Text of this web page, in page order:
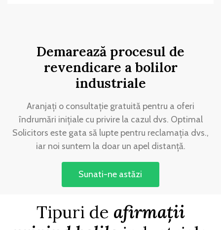
Demarează procesul de
revendicare a bolilor
industriale
Aranjați o consultație gratuită pentru a oferi
îndrumări inițiale cu privire la cazul dvs. Optimal
Solicitors este gata să lupte pentru reclamația dvs.,
iar noi suntem la doar un apel distanță.
Sunati-ne astăzi
Tipuri de afirmații